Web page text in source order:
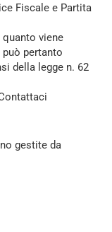
Fiscale e Partita
viene
pertanto
della legge n. 62
gestite da